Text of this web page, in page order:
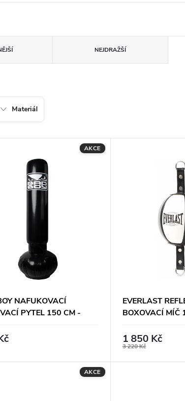
NEJDRAŽŠÍ
Materiál
AKCE
NAFUKOVACÍ
PYTEL 150 CM -
EVERLAST
BOXOVACÍ MÍČ
1 850 Kč
3 220 Kč
AKCE